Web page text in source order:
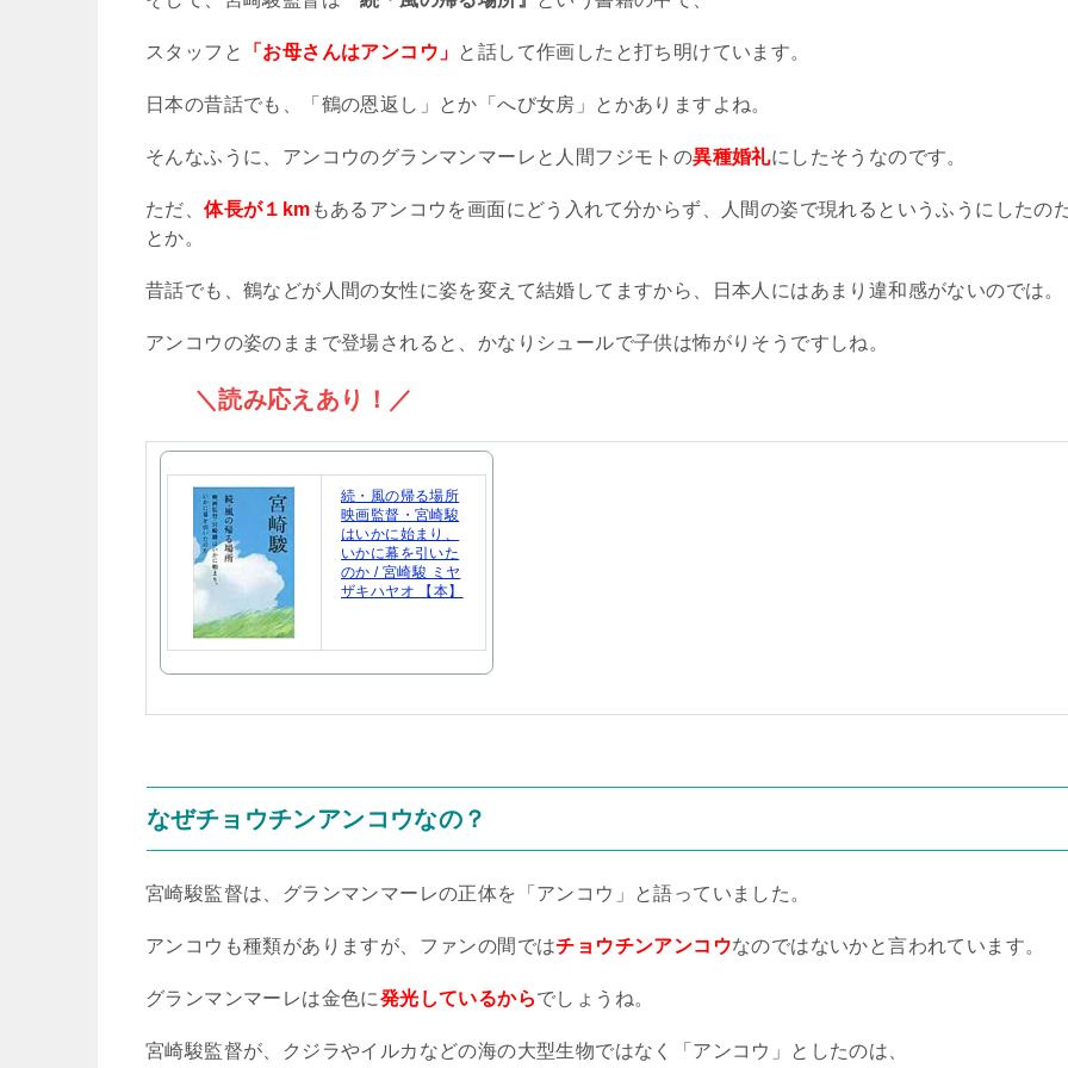
スタッフと 「お母さんはアンコウ」 と話して作画したと打ち明けています。
日本の昔話でも、「鶴の恩返し」とか「へび女房」とかありますよね。
そんなふうに、アンコウのグランマンマーレと人間フジモトの異種婚礼にしたそうなのです。
ただ、体長が１km もあるアンコウを画面にどう入れて分からず、人間の姿で現れるというふうにしたの
とか。
昔話でも、鶴などが人間の女性に姿を変えて結婚してますから、日本人にはあまり違和感がないのでは。
アンコウの姿のままで登場されると、かなりシュールで子供は怖がりそうですしね。
＼読み応えあり！／
続・風の帰る場所
映画監督・宮崎駿
はいかに始まり、
いかに幕を引いた
のか / 宮崎駿 ミヤ
ザキハヤオ 【本】
なぜチョウチンアンコウなの？
宮崎駿監督は、グランマンマーレの正体を「アンコウ」と語っていました。
アンコウも種類がありますが、ファンの間ではチョウチンアンコウなのではないかと言われています。
グランマンマーレは金色に発光しているからでしょうね。
宮崎駿監督が、クジラやイルカなどの海の大型生物ではなく「アンコウ」としたのは、